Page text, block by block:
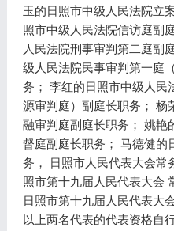
玉的日照市中级人民法院立
照市中级人民法院信访庭副
人民法院刑事审判第二庭副
级人民法院民事审判第一庭
务； 李红的日照市中级人民
源审判庭）副庭长职务； 杨
融审判庭副庭长职务； 姚艳
督庭副庭长职务； 马德健的
务， 日照市人民代表大会常
照市第十九届人民代表大会
日照市第十九届人民代表大
以上两名代表的代表资格自